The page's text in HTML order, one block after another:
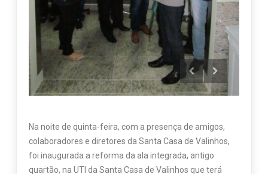
Na noite de quinta-feira, com a presença de amigos,
colaboradores e diretores da Santa Casa de Valinhos,
foi inaugurada a reforma da ala integrada, antigo
quartão, na UTI da Santa Casa de Valinhos que terá